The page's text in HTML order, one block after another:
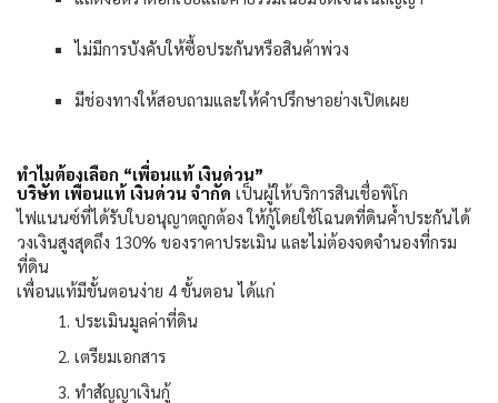
ไม่มีการบังคับให้ซื้อประกันหรือสินค้าพ่วง
มีช่องทางให้สอบถามและให้คำปรึกษาอย่างเปิดเผย
ทำไมต้องเลือก “เพื่อนแท้ เงินด่วน”
บริษัท เพื่อนแท้ เงินด่วน จำกัด เป็นผู้ให้บริการสินเชื่อพิโก
ไฟแนนซ์ที่ได้รับใบอนุญาตถูกต้อง ให้กู้โดยใช้โฉนดที่ดินค้ำประกันได้
วงเงินสูงสุดถึง 130% ของราคาประเมิน และไม่ต้องจดจำนองที่กรม
ที่ดิน
เพื่อนแท้มีขั้นตอนง่าย 4 ขั้นตอน ได้แก่
ประเมินมูลค่าที่ดิน
เตรียมเอกสาร
ทำสัญญาเงินกู้